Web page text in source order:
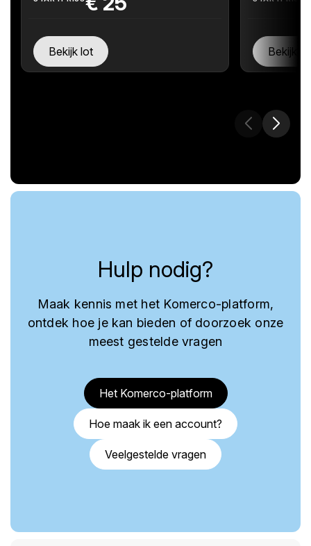
Bekijk lot Bekijk
Hulp nodig?
Maak kennis met het Komerco-platform,
ontdek hoe je kan bieden of doorzoek onze
meest gestelde vragen
Het Komerco-platform
Hoe maak ik een account?
Veelgestelde vragen